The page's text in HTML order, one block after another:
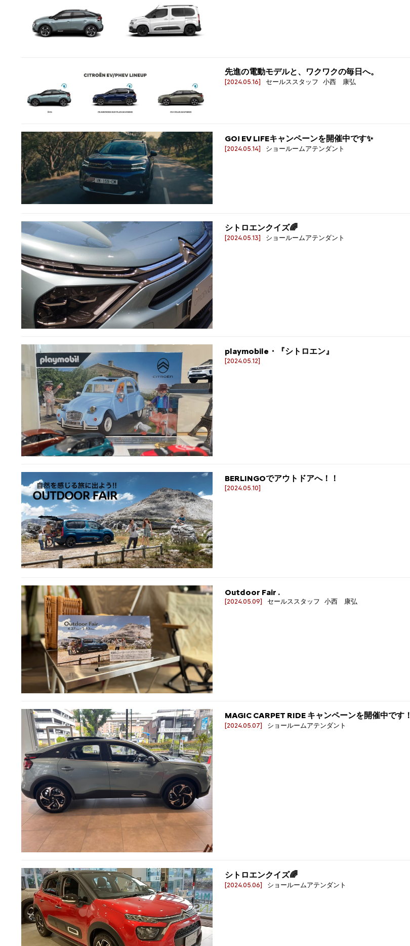
先進の電動モデルと、ワクワクの毎日へ。
[2024.05.16] セールススタッフ 小西 康弘
GO! EV LIFEキャンペーンを開催中です✨
[2024.05.14] ショールームアテンダント
シトロエンクイズ🌈
[2024.05.13] ショールームアテンダント
playmobile・『シトロエン』
[2024.05.12]
BERLINGOでアウトドアへ！！
[2024.05.10]
Outdoor Fair .
[2024.05.09] セールススタッフ 小西 康弘
MAGIC CARPET RIDE キャンペーンを開催中です！
[2024.05.07] ショールームアテンダント
シトロエンクイズ🌈
[2024.05.06] ショールームアテンダント